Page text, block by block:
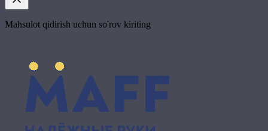
Mahsulot qidirish uchun so'rov kiriting